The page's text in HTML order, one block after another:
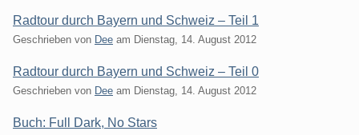
Radtour durch Bayern und Schweiz – Teil 1
Geschrieben von Dee am Dienstag, 14. August 2012
Radtour durch Bayern und Schweiz – Teil 0
Geschrieben von Dee am Dienstag, 14. August 2012
Buch: Full Dark, No Stars